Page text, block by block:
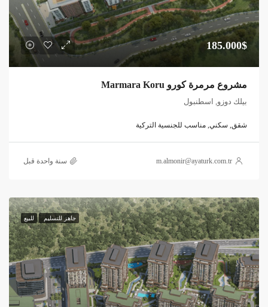
185.000$
مشروع مرمرة كورو Marmara Koru
بيلك دوزو, اسطنبول
شقق, سكني, مناسب للجنسية التركية
m.almonir@ayaturk.com.tr ‏سنة واحدة قبل
جاهز للتسليم للبيع